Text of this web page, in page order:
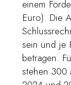
einem
Euro). Die
sein und je
betragen.
stehen 300